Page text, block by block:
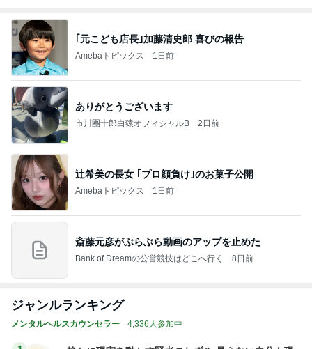
｢元こども店長｣加藤清史郎 喜びの報告
Amebaトピックス 1日前
ありがとうございます
市川團十郎白猿オフィシャルB 2日前
辻希美の長女 ｢プロ顔負け｣のお菓子公開
Amebaトピックス 1日前
斎藤元彦がぶらぶら動画のアップを止めた
Bank of Dreamの公営競技はどこへ行く 8日前
ジャンルランキング
メンタルヘルスカウンセラー 4,336人参加中